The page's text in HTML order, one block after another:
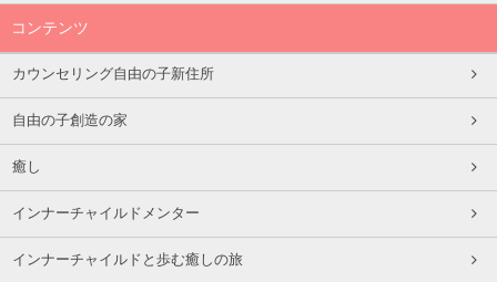
コンテンツ
カウンセリング自由の子新住所
自由の子創造の家
癒し
インナーチャイルドメンター
インナーチャイルドと歩む癒しの旅